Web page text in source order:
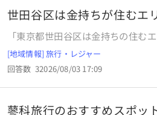
られるのでしょうか？ ３）海外
りますでしょうか？ 現在はiphone16でUQモバイルです。
どうぞよろしくお願い致します。
世田谷区は金持ちが住むエ
「東京都世田谷区は金持ちの住む
ちますか？
[地域情報] 旅行・レジャー
回答数 32026/08/03 17:09
蓼科旅行のおすすめスポッ